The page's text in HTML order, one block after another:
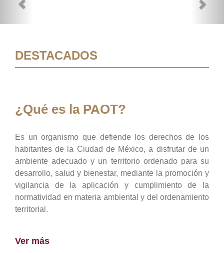
DESTACADOS
¿Qué es la PAOT?
Es un organismo que defiende los derechos de los
habitantes de la Ciudad de México, a disfrutar de un
ambiente adecuado y un territorio ordenado para su
desarrollo, salud y bienestar, mediante la promoción y
vigilancia de la aplicación y cumplimiento de la
normatividad en materia ambiental y del ordenamiento
territorial.
Ver más